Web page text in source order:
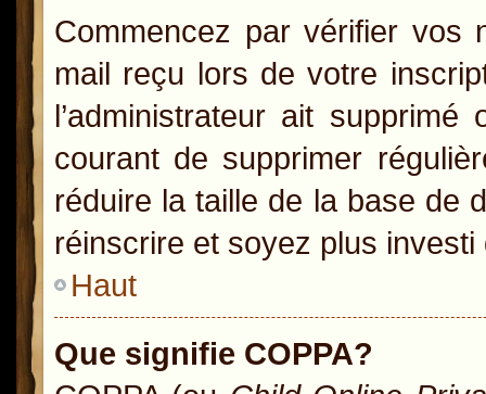
Commencez par vérifier vos
mail reçu lors de votre
l’administrateur ait
courant de supprimer
réduire la taille de la base de
réinscrire et soyez plus
Haut
Que signifie COPPA?